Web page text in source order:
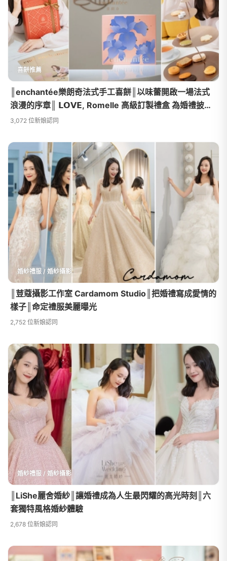
喜餅推薦
║enchantée樂朗奇法式手工喜餅║以味蕾開啟一場法式
浪漫的序章║ 𝗟𝗢𝗩𝗘, Romelle 高級訂製禮盒 為婚禮披上
優雅色彩
3,072 位新娘認同
婚紗禮服 / 婚紗攝影
║荳蔻攝影工作室 Cardamom Studio║把婚禮寫成愛情的
樣子║命定禮服美麗曝光
2,752 位新娘認同
婚紗禮服 / 婚紗攝影
║LiShe麗舍婚紗║讓婚禮成為人生最閃耀的高光時刻║六
套獨特風格婚紗體驗
2,678 位新娘認同